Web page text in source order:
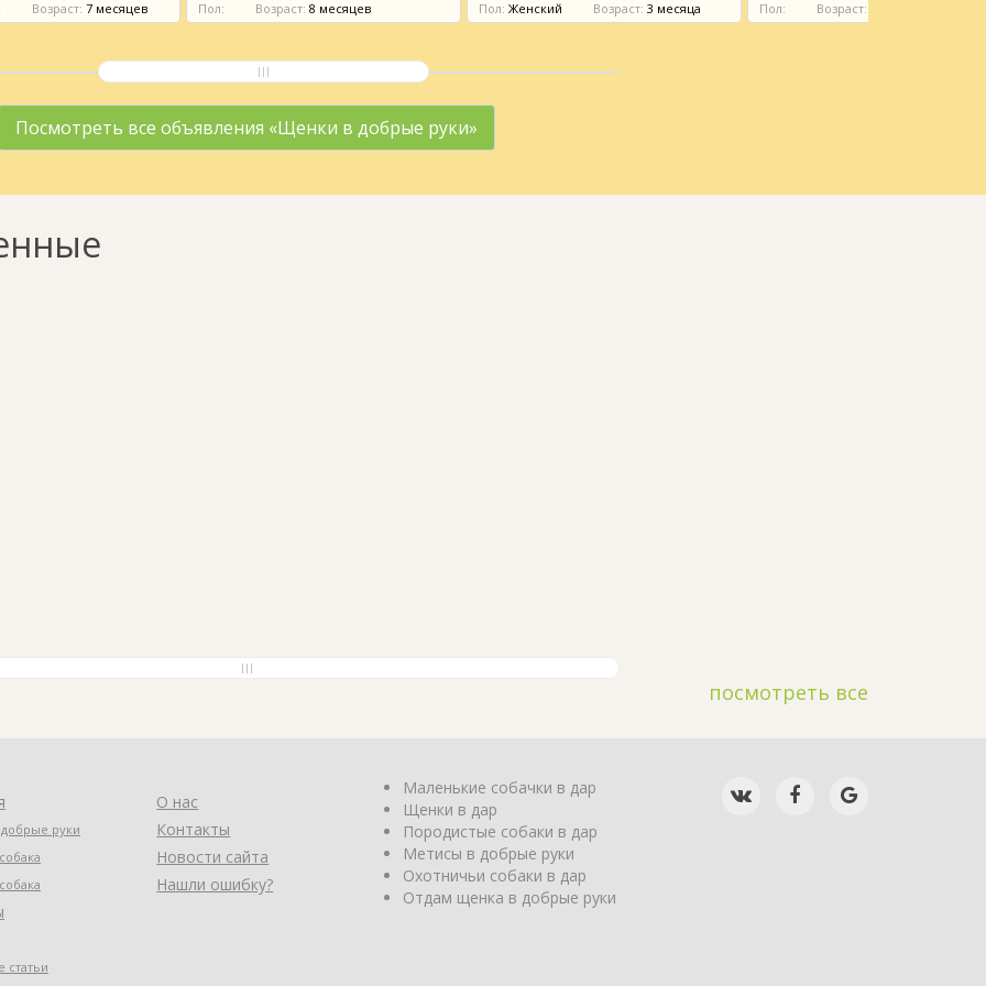
Возраст: 7 месяцев Пол: Возраст: 8 месяцев Пол: Женский Возраст: 3 месяца Пол: Возраст:
Посмотреть все объявления «Щенки в добрые руки»
посмотреть все
руки
статьи
О нас
Контакты
Новости сайта
Нашли ошибку?
Маленькие собачки в дар
Щенки в дар
Породистые собаки в дар
Метисы в добрые руки
Охотничьи собаки в дар
Отдам щенка в добрые руки